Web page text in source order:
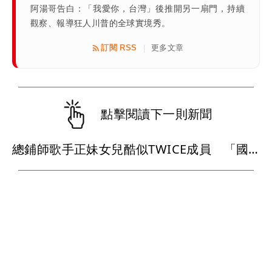
阿湯哥告白：「我愛你，台灣」後推開另一扇門，持續
觀察、報導狂人川普的全球實境秀。
訂閱 RSS | 更多文章
點擊閱讀下一則新聞
總鋪師歌手正妹女兒酷似TWICE成員 「國民岳父」被追殺一個月食譜曝光